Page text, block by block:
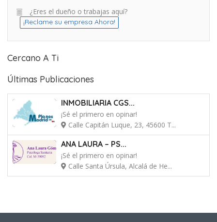
¿Eres el dueño o trabajas aquí?
¡Reclame su empresa Ahora!
Cercano A Ti
Últimas Publicaciones
INMOBILIARIA CGS...
¡Sé el primero en opinar!
Calle Capitán Luque, 23, 45600 T...
ANA LAURA – PS...
¡Sé el primero en opinar!
Calle Santa Úrsula, Alcalá de He...